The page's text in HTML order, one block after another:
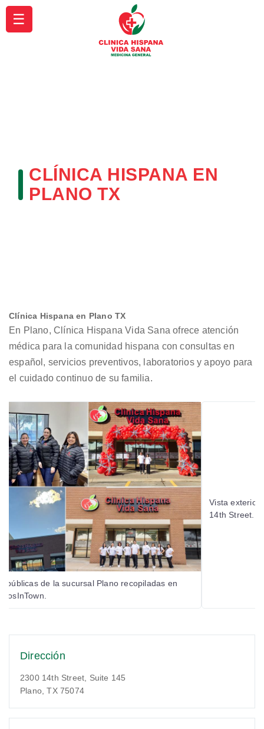
CLÍNICA HISPANA EN
PLANO TX
Clínica Hispana en Plano TX
En Plano, Clínica Hispana Vida Sana ofrece atención
médica para la comunidad hispana con consultas en
español, servicios preventivos, laboratorios y apoyo para
el cuidado continuo de su familia.
públicas de la sucursal Plano recopiladas en
Vista exterior
14th Street.
Dirección
2300 14th Street, Suite 145
Plano, TX 75074
☰